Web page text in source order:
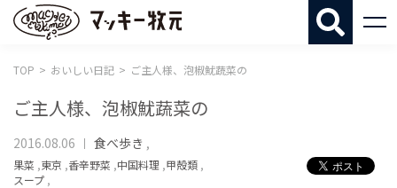
TOP おいしい日記 ご主人様、泡椒魷蔬菜の
ご主人様、泡椒魷蔬菜の
2016.08.06 食べ歩き ,
果菜 ,東京 ,香辛野菜 ,中国料理 ,甲殻類 ,
スープ ,